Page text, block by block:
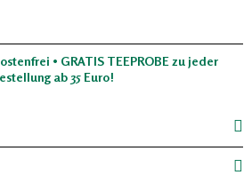
• GRATIS TEEPROBE zu jeder
ab 35 Euro!